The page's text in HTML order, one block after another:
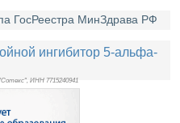
ГосРеестра МинЗдрава РФ
ингибитор 5-альфа-
ИНН 7715240941